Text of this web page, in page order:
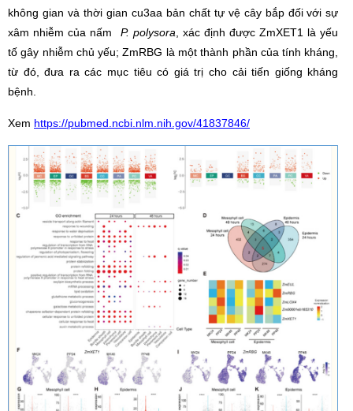
không gian và thời gian cu3aa bản chất tự vệ cây bắp đối với sự
xâm nhiễm của nấm P. polysora , xác định được ZmXET1 là yếu
tố gây nhiễm chủ yếu; ZmRBG là một thành phần của tính kháng,
từ đó, đưa ra các mục tiêu có giá trị cho cải tiến giống kháng
bệnh.
Xem https://pubmed.ncbi.nlm.nih.gov/41837846/